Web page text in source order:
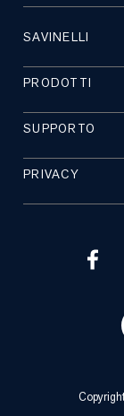
SAVINELLI
PRODOTTI
SUPPORTO
PRIVACY